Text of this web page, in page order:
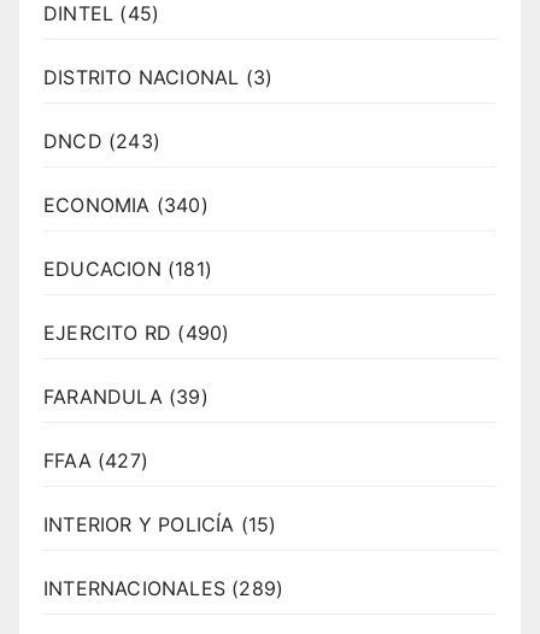
DINTEL (45)
DISTRITO NACIONAL (3)
DNCD (243)
ECONOMIA (340)
EDUCACION (181)
EJERCITO RD (490)
FARANDULA(39)
FFAA(427)
INTERIOR Y POLICÍA (15)
INTERNACIONALES (289)